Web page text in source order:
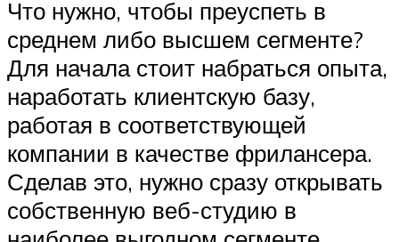
Что нужно, чтобы преуспеть в
среднем либо высшем сегменте?
Для начала стоит набраться опыта,
наработать клиентскую базу,
работая в соответствующей
компании в качестве фрилансера.
Сделав это, нужно сразу открывать
собственную веб-студию в